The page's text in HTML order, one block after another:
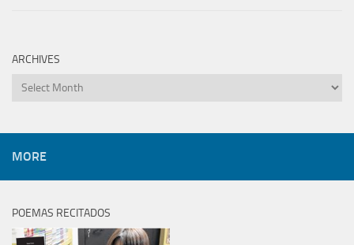
ARCHIVES
Archives
MORE
POEMAS RECITADOS